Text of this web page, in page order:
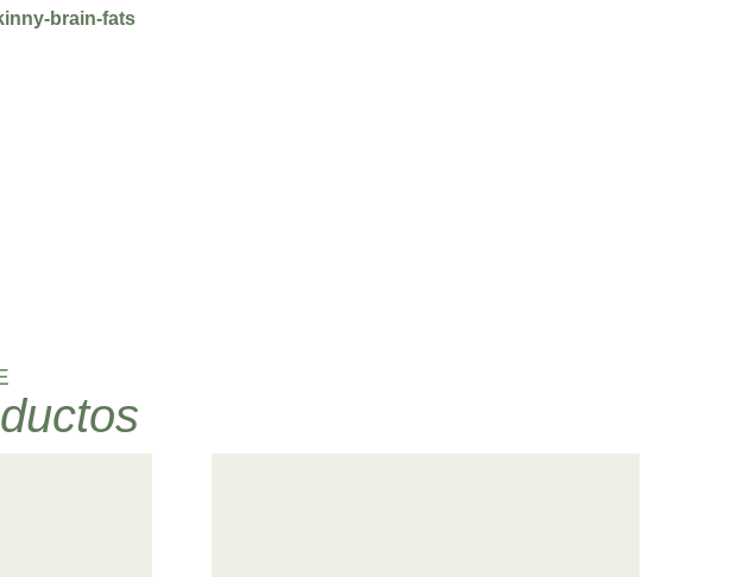
brain-fats